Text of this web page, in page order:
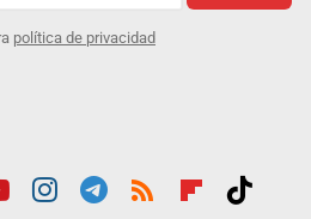
política de privacidad